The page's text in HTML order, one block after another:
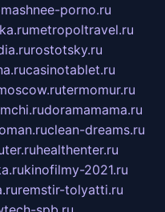
porno.ru
metropoltravel.ru
rostotsky.ru
casinotablet.ru
termomur.ru
doramamama.ru
clean-dreams.ru
healthenter.ru
kinofilmy-2021.ru
remstir-tolyatti.ru